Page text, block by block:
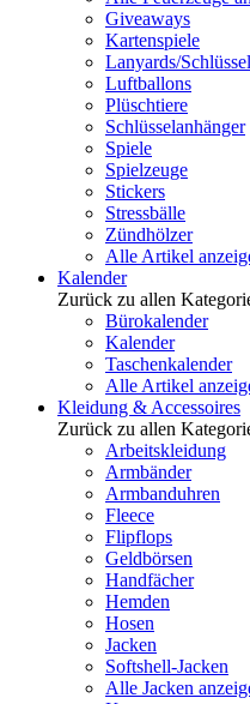
Giveaways
Kartenspiele
Lanyards/
Luftballons
Plüschtiere
Schlüsselanhänger
Spiele
Spielzeuge
Stickers
Stressbälle
Zündhölzer
Alle Artikel
Kalender
Zurück zu allen
Bürokalender
Kalender
Taschenkalender
Alle Artikel
Kleidung & Accessoires
Zurück zu allen
Arbeitskleidung
Armbänder
Armbanduhren
Fleece
Flipflops
Geldbörsen
Handfächer
Hemden
Hosen
Jacken
Softshell-Jacken
Alle Jacken